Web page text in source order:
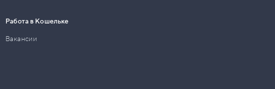
Работа в Кошельке
Вакансии